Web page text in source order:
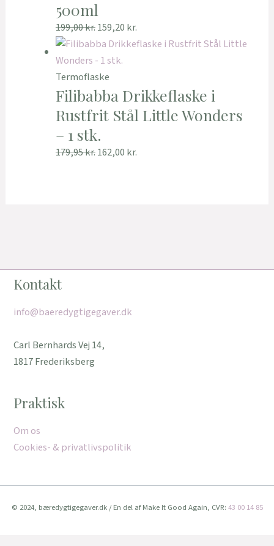
500ml
199,00kr.159,20 kr.
Termoflaske
Filibabba Drikkeflaske i
Rustfrit Stål Little Wonders
– 1 stk.
179,95kr.162,00 kr.
Kontakt
info@baeredygtigegaver.dk
Carl Bernhards Vej 14,
1817 Frederiksberg
Praktisk
Om os
Cookies- & privatlivspolitik
© 2024, bæredygtigegaver.dk / En del af Make It Good Again, CVR: 43 00 14 85